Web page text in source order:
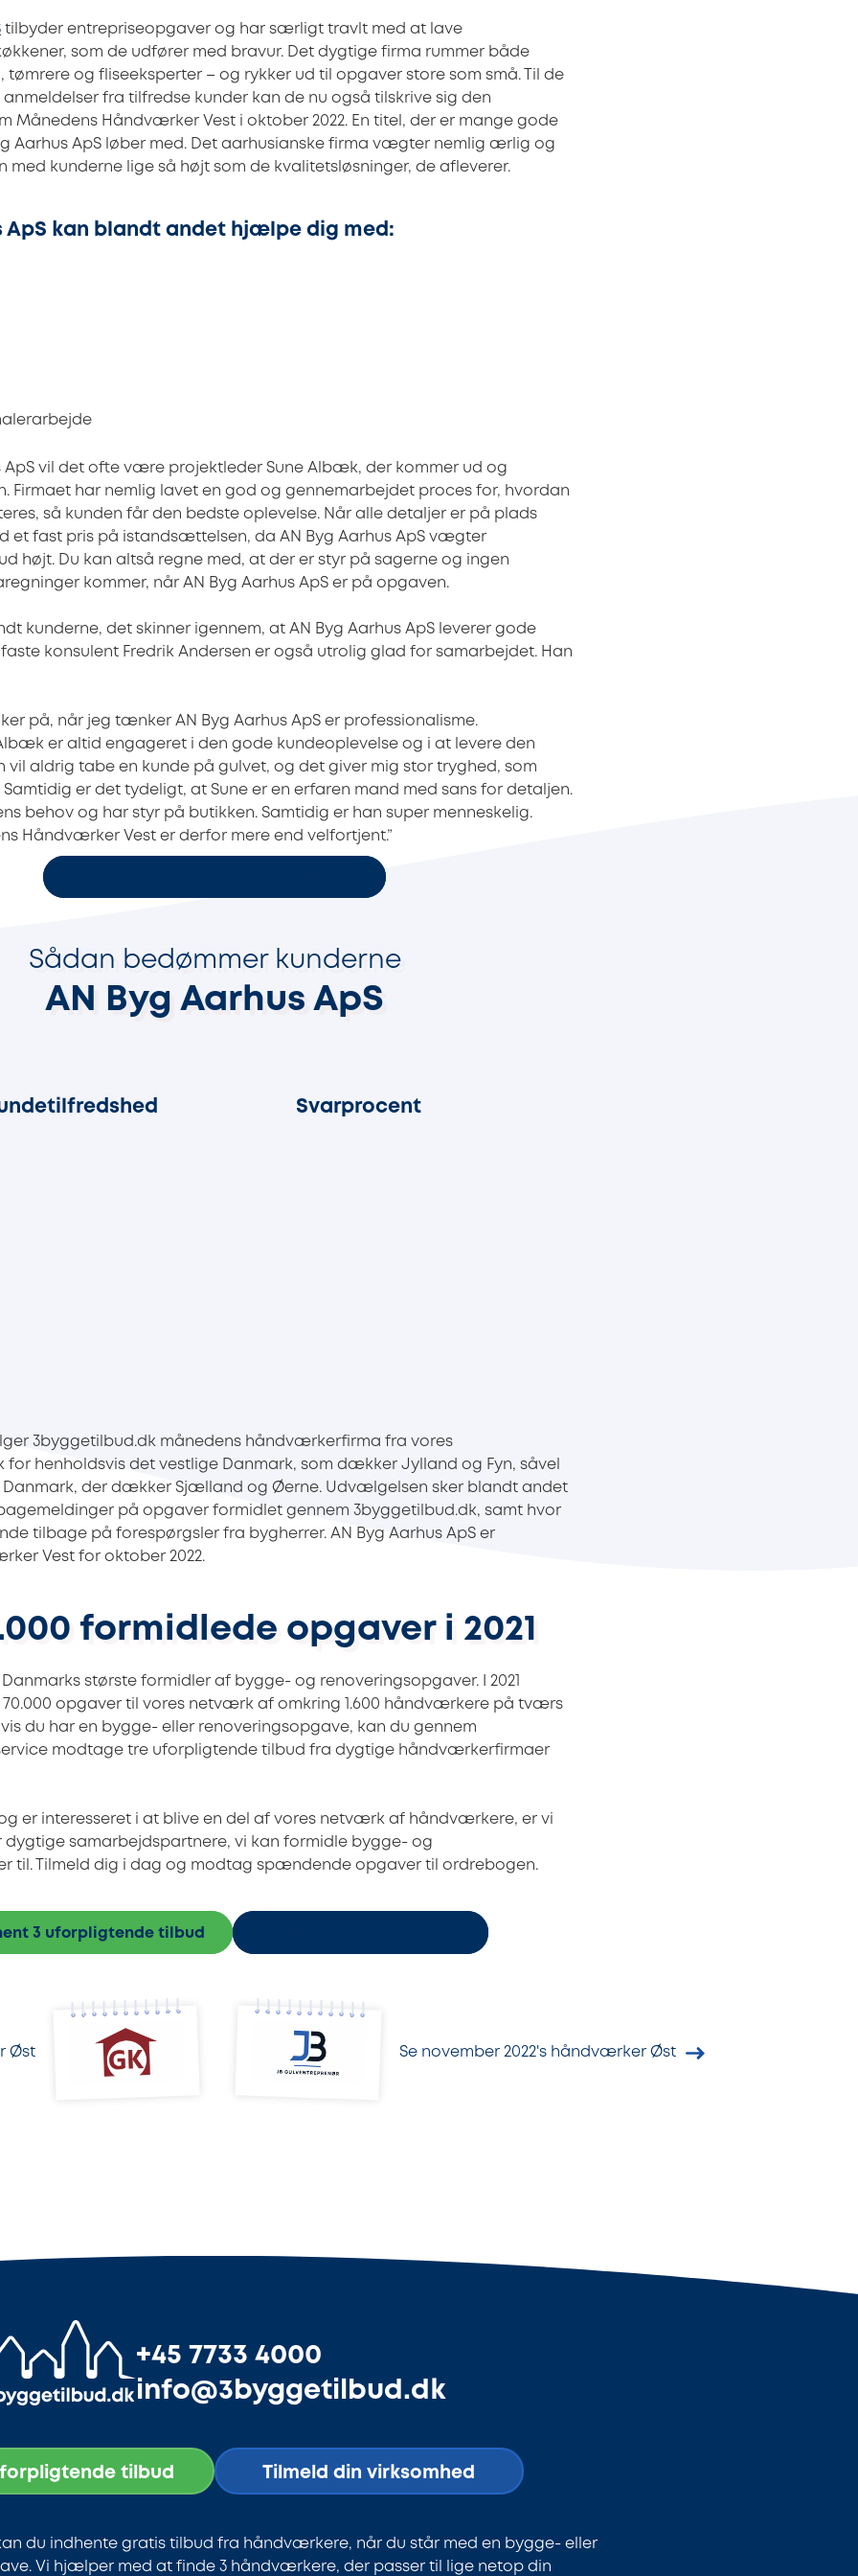
tilbyder entrepriseopgaver og har særligt travlt med at lave
som de udfører med bravur. Det dygtige firma rummer både
og fliseeksperter – og rykker ud til opgaver store som små. Til de
fra tilfredse kunder kan de nu også tilskrive sig den
Månedens Håndværker Vest i oktober 2022. En titel, der er mange gode
Aarhus ApS løber med. Det aarhusianske firma vægter nemlig ærlig og
med kunderne lige så højt som de kvalitetsløsninger, de afleverer.
ApS kan blandt andet hjælpe dig med:
ApS vil det ofte være projektleder Sune Albæk, der kommer ud og
Firmaet har nemlig lavet en god og gennemarbejdet proces for, hvordan
så kunden får den bedste oplevelse. Når alle detaljer er på plads
et fast pris på istandsættelsen, da AN Byg Aarhus ApS vægter
højt. Du kan altså regne med, at der er styr på sagerne og ingen
kommer, når AN Byg Aarhus ApS er på opgaven.
kunderne, det skinner igennem, at AN Byg Aarhus ApS leverer gode
faste konsulent Fredrik Andersen er også utrolig glad for samarbejdet. Han
på, når jeg tænker AN Byg Aarhus ApS er professionalisme.
er altid engageret i den gode kundeoplevelse og i at levere den
vil aldrig tabe en kunde på gulvet, og det giver mig stor tryghed, som
er det tydeligt, at Sune er en erfaren mand med sans for detaljen.
behov og har styr på butikken. Samtidig er han super menneskelig.
Håndværker Vest er derfor mere end velfortjent.”
Sådan bedømmer kunderne
AN Byg Aarhus ApS
Svarprocent
3byggetilbud.dk månedens håndværkerfirma fra vores
henholdsvis det vestlige Danmark, som dækker Jylland og Fyn, såvel
Danmark, der dækker Sjælland og Øerne. Udvælgelsen sker blandt andet
på opgaver formidlet gennem 3byggetilbud.dk, samt hvor
tilbage på forespørgsler fra bygherrer. AN Byg Aarhus ApS er
Vest for oktober 2022.
formidlede opgaver i 2021
største formidler af bygge- og renoveringsopgaver. I 2021
opgaver til vores netværk af omkring 1.600 håndværkere på tværs
du har en bygge- eller renoveringsopgave, kan du gennem
modtage tre uforpligtende tilbud fra dygtige håndværkerfirmaer
er interesseret i at blive en del af vores netværk af håndværkere, er vi
samarbejdspartnere, vi kan formidle bygge- og
til. Tilmeld dig i dag og modtag spændende opgaver til ordrebogen.
3 uforpligtende tilbud
Øst Se november 2022's håndværker Øst
+45 7733 4000
info@3byggetilbud.dk
tilbud Tilmeld din virksomhed
du indhente gratis tilbud fra håndværkere, når du står med en bygge- eller
Vi hjælper med at finde 3 håndværkere, der passer til lige netop din